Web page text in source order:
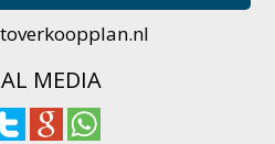
MEDIA